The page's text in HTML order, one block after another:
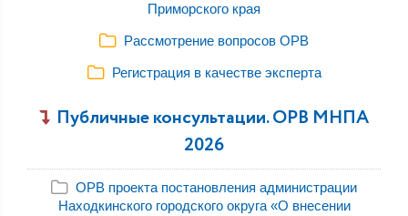
Приморского края
Рассмотрение вопросов ОРВ
Регистрация в качестве эксперта
Публичные консультации. ОРВ МНПА
2026
ОРВ проекта постановления администрации
Находкинского городского округа «О внесении